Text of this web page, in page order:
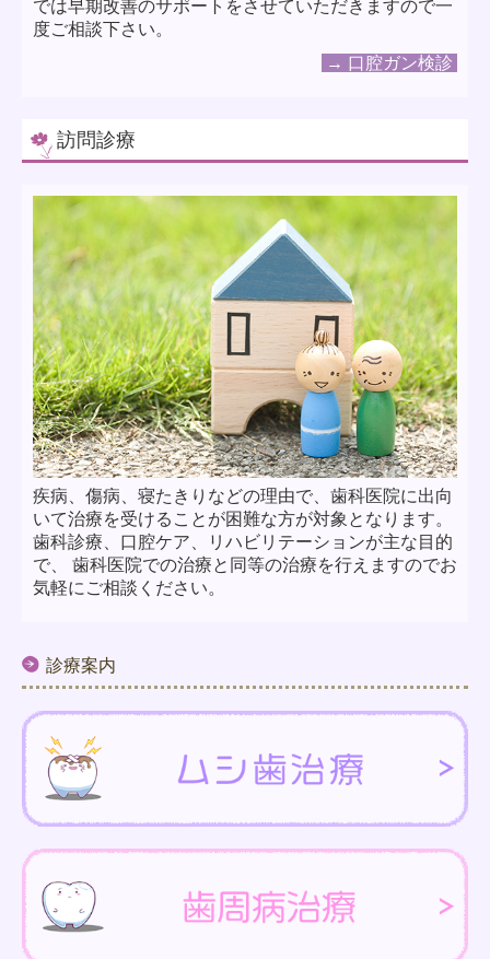
診療案内
では早期改善のサポートをさせていただきますので一
度ご相談下さい。
→ 口腔ガン検診
訪問診療
疾病、傷病、寝たきりなどの理由で、歯科医院に出向
いて治療を受けることが困難な方が対象となります。
歯科診療、口腔ケア、リハビリテーションが主な目的
で、 歯科医院での治療と同等の治療を行えますのでお
気軽にご相談ください。